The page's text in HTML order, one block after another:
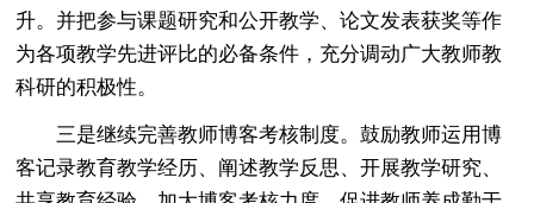
升。并把参与课题研究和公开教学、论文发表获奖等作
为各项教学先进评比的必备条件，充分调动广大教师教
科研的积极性。
三是继续完善教师博客考核制度。鼓励教师运用博
客记录教育教学经历、阐述教学反思、开展教学研究、